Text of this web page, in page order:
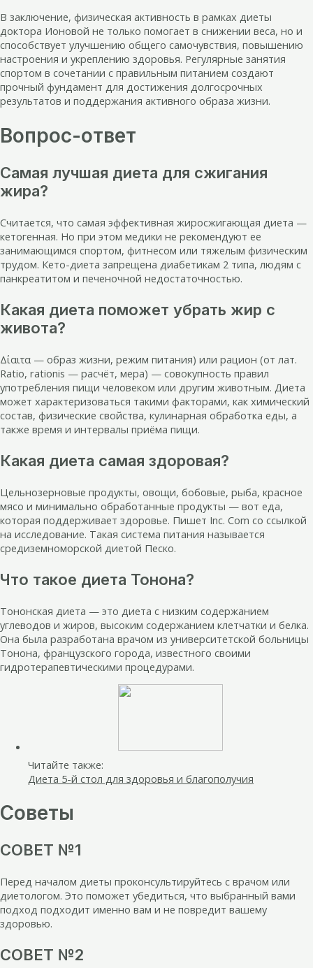
В заключение, физическая активность в рамках диеты
доктора Ионовой не только помогает в снижении веса, но и
способствует улучшению общего самочувствия, повышению
настроения и укреплению здоровья. Регулярные занятия
спортом в сочетании с правильным питанием создают
прочный фундамент для достижения долгосрочных
результатов и поддержания активного образа жизни.
Вопрос-ответ
Самая лучшая диета для сжигания
жира?
Считается, что самая эффективная жиросжигающая диета —
кетогенная. Но при этом медики не рекомендуют ее
занимающимся спортом, фитнесом или тяжелым физическим
трудом. Кето-диета запрещена диабетикам 2 типа, людям с
панкреатитом и печеночной недостаточностью.
Какая диета поможет убрать жир с
живота?
Δίαιτα — образ жизни, режим питания) или рацион (от лат.
Ratio, rationis — расчёт, мера) — совокупность правил
употребления пищи человеком или другим животным. Диета
может характеризоваться такими факторами, как химический
состав, физические свойства, кулинарная обработка еды, а
также время и интервалы приёма пищи.
Какая диета самая здоровая?
Цельнозерновые продукты, овощи, бобовые, рыба, красное
мясо и минимально обработанные продукты — вот еда,
которая поддерживает здоровье. Пишет Inc. Com со ссылкой
на исследование. Такая система питания называется
средиземноморской диетой Песко.
Что такое диета Тонона?
Тононская диета — это диета с низким содержанием
углеводов и жиров, высоким содержанием клетчатки и белка.
Она была разработана врачом из университетской больницы
Тонона, французского города, известного своими
гидротерапевтическими процедурами.
Читайте также:
Диета 5-й стол для здоровья и благополучия
Советы
СОВЕТ №1
Перед началом диеты проконсультируйтесь с врачом или
диетологом. Это поможет убедиться, что выбранный вами
подход подходит именно вам и не повредит вашему
здоровью.
СОВЕТ №2